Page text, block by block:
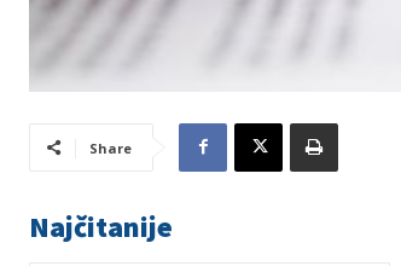
Share
Najčitanije